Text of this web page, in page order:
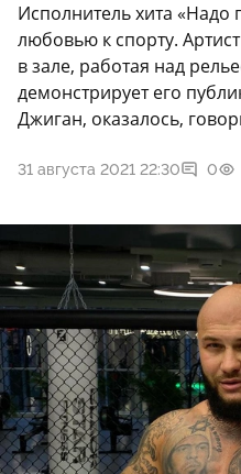
Исполнитель хита «Надо
любовью к спорту.
в зале, работая над
демонстрирует его
Джиган, оказалось,
31 августа 2021 22:30 0